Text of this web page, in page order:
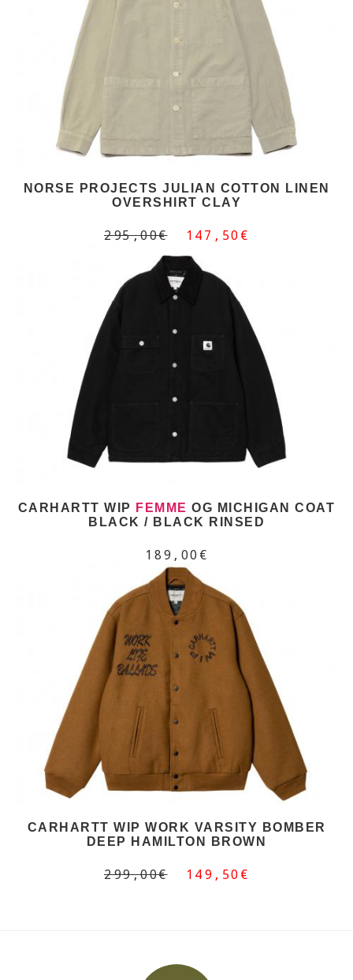
NORSE PROJECTS JULIAN COTTON LINEN
OVERSHIRT CLAY
295,00€ 147,50€
CARHARTT WIP FEMME OG MICHIGAN COAT
BLACK / BLACK RINSED
189,00€
CARHARTT WIP WORK VARSITY BOMBER
DEEP HAMILTON BROWN
299,00€ 149,50€